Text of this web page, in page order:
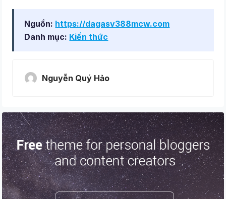
Nguồn: https://dagasv388mcw.com
Danh mục: Kiến thức
Nguyễn Quý Hảo